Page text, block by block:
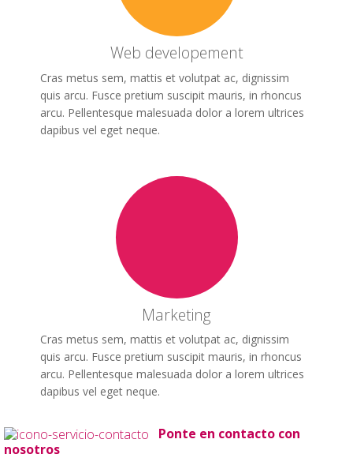
Web developement
Cras metus sem, mattis et volutpat ac, dignissim
quis arcu. Fusce pretium suscipit mauris, in rhoncus
arcu. Pellentesque malesuada dolor a lorem ultrices
dapibus vel eget neque.
Marketing
Cras metus sem, mattis et volutpat ac, dignissim
quis arcu. Fusce pretium suscipit mauris, in rhoncus
arcu. Pellentesque malesuada dolor a lorem ultrices
dapibus vel eget neque.
Ponte en contacto con
nosotros